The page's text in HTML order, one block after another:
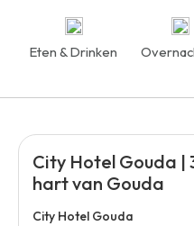
Eten & Drinken
City Hotel Gouda |
hart van Gouda
City Hotel Gouda